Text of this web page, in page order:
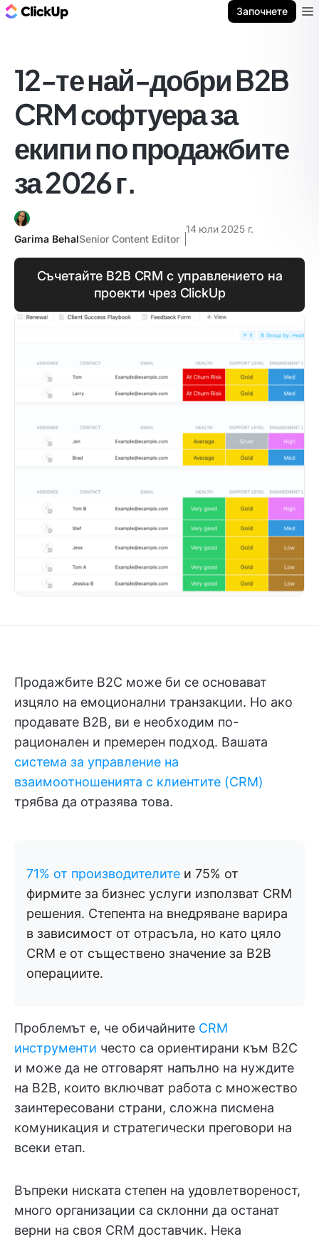
Започнете
12-те най-добри B2B
CRM софтуера за
екипи по продажбите
за 2026 г.
Garima BehalSenior Content Editor
14 юли 2025 г.
Съчетайте B2B CRM с управлението на
проекти чрез ClickUp
Продажбите B2C може би се основават
изцяло на емоционални транзакции. Но ако
продавате B2B, ви е необходим по-
рационален и премерен подход. Вашата
система за управление на
взаимоотношенията с клиентите (CRM)
трябва да отразява това.
71% от производителите и 75% от
фирмите за бизнес услуги използват CRM
решения. Степента на внедряване варира
в зависимост от отрасъла, но като цяло
CRM е от съществено значение за B2B
операциите.
Проблемът е, че обичайните CRM
инструменти често са ориентирани към B2C
и може да не отговарят напълно на нуждите
на B2B, които включват работа с множество
заинтересовани страни, сложна писмена
комуникация и стратегически преговори на
всеки етап.
Въпреки ниската степен на удовлетвореност,
много организации са склонни да останат
верни на своя CRM доставчик. Нека